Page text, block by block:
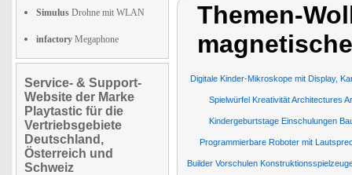
Simulus Drohne mit WLAN
infactory Megaphone
Service- & Support-
Website der Marke
Playtastic für die
Vertriebsgebiete
Deutschland,
Österreich und
Schweiz
Themen-
Digitale Kinder-Mikroskope mit Display,
Spielwürfel Kreativität Architectures
Kindergeburtstage Einschulungen
Programmierbare Roboter mit
Builder Vorschulen